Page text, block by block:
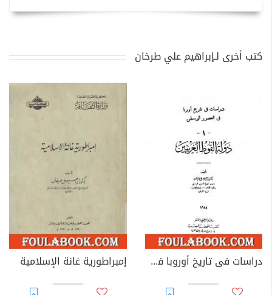
كتب أخرى لـإبراهيم علي طرخان
دراسات فى تاريخ أوروبا فى العصور الوسطى - دولة القوط الغربيين إمبراطورية غانة الإسلامية